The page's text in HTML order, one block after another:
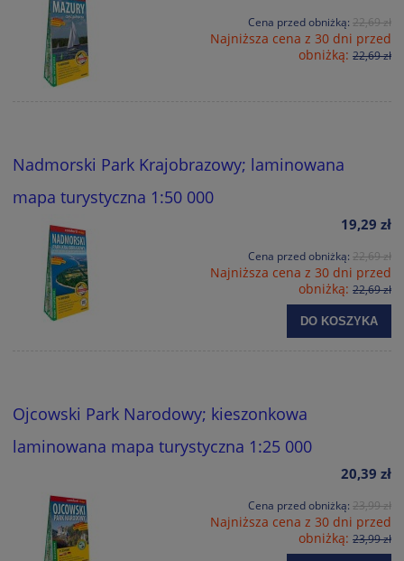
Cena przed obniżką: 22,69 zł
Najniższa cena z 30 dni przed
obniżką: 22,69 zł
Nadmorski Park Krajobrazowy; laminowana
mapa turystyczna 1:50 000
19,29 zł
Cena przed obniżką: 22,69 zł
Najniższa cena z 30 dni przed
obniżką: 22,69 zł
DO KOSZYKA
Ojcowski Park Narodowy; kieszonkowa
laminowana mapa turystyczna 1:25 000
20,39 zł
Cena przed obniżką: 23,99 zł
Najniższa cena z 30 dni przed
obniżką: 23,99 zł